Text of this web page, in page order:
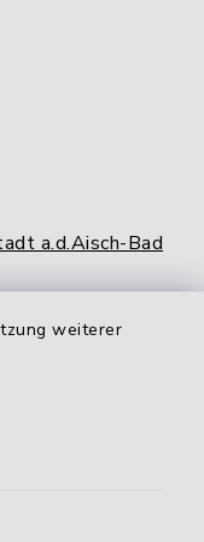
weiterer
a.d.Aisch-Bad